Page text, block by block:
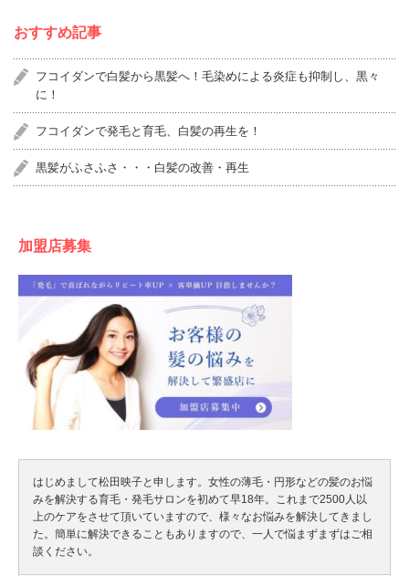
おすすめ記事
フコイダンで白髪から黒髪へ！毛染めによる炎症も抑制し、黒々
に！
フコイダンで発毛と育毛、白髪の再生を！
黒髪がふさふさ・・・白髪の改善・再生
加盟店募集
はじめまして松田映子と申します。女性の薄毛・円形などの髪のお悩
みを解決する育毛・発毛サロンを初めて早18年。これまで2500人以
上のケアをさせて頂いていますので、様々なお悩みを解決してきまし
た。簡単に解決できることもありますので、一人で悩まずまずはご相
談ください。